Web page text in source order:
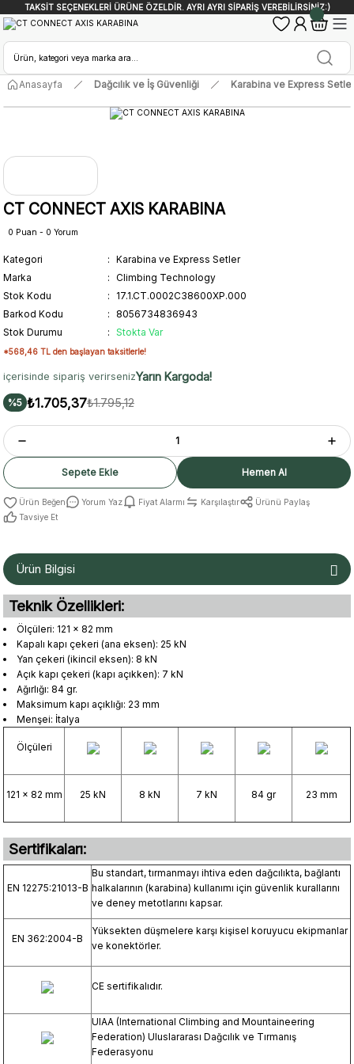
TAKSİT SEÇENEKLERİ ÜRÜNE ÖZELDİR. AYRI AYRI SİPARİŞ VEREBİLİRSİNİZ:)
Anasayfa Dağcılık ve İş Güvenliği Karabina ve Express Setler
CT CONNECT AXIS KARABINA
0 Puan - 0 Yorum
Kategori
Karabina ve Express Setler
Marka
Climbing Technology
Stok Kodu
17.1.CT.0002C38600XP.000
Barkod Kodu
8056734836943
Stok Durumu
Stokta Var
*568,46 TL den başlayan taksitlerle!
içerisinde sipariş verirsenizYarın Kargoda!
%5 ₺1.705,37₺1.795,12
Sepete Ekle Hemen Al
Yorum Yaz Fiyat Alarmı Karşılaştır
Ürünü Paylaş
Tavsiye Et
Ürün Bilgisi
Teknik Özellikleri:
Ölçüleri: 121 x 82 mm
Kapalı kapı çekeri (ana eksen): 25 kN
Yan çekeri (ikincil eksen): 8 kN
Açık kapı çekeri (kapı açıkken): 7 kN
Ağırlığı: 84 gr.
Maksimum kapı açıklığı: 23 mm
Menşei: İtalya
Ölçüleri
121 x 82 mm 25 kN 8 kN 7 kN 84 gr 23 mm
Sertifikaları:
EN 12275:21013-B
Bu standart, tırmanmayı ihtiva eden dağcılıkta, bağlantı
halkalarının (karabina) kullanımı için güvenlik kurallarını
ve deney metotlarını kapsar.
EN 362:2004-B
Yüksekten düşmelere karşı kişisel koruyucu ekipmanlar
ve konektörler.
CE sertifikalıdır.
UIAA (International Climbing and Mountaineering
Federation) Uluslararası Dağcılık ve Tırmanış
Federasyonu